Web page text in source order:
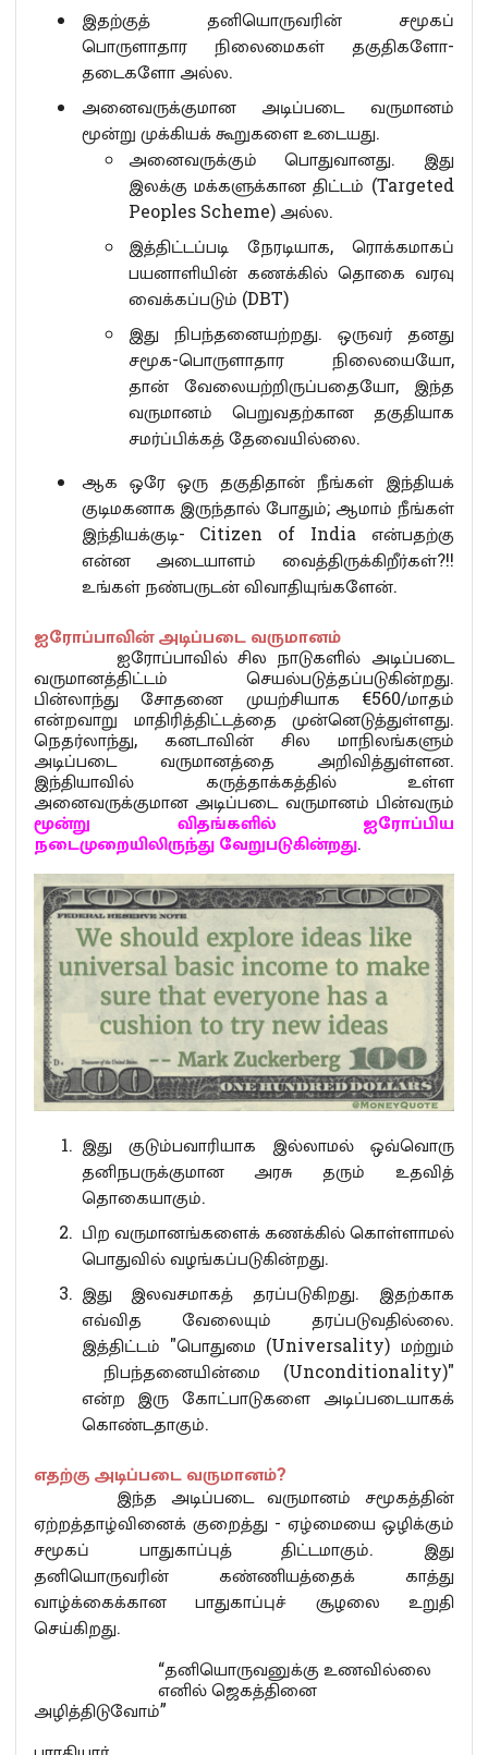
இதற்குத் தனியொருவரின் சமூகப்
பொருளாதார நிலைமைகள் தகுதிகளோ-
தடைகளோ அல்ல.
அனைவருக்குமான அடிப்படை வருமானம்
மூன்று முக்கியக் கூறுகளை உடையது.
அனைவருக்கும் பொதுவானது. இது
இலக்கு மக்களுக்கான திட்டம் (Targeted
Peoples Scheme) அல்ல.
இத்திட்டப்படி நேரடியாக, ரொக்கமாகப்
பயனாளியின் கணக்கில் தொகை வரவு
வைக்கப்படும் (DBT)
இது நிபந்தனையற்றது. ஒருவர் தனது
சமூக-பொருளாதார நிலையையோ,
தான் வேலையற்றிருப்பதையோ, இந்த
வருமானம் பெறுவதற்கான தகுதியாக
சமர்ப்பிக்கத் தேவையில்லை.
ஆக ஒரே ஒரு தகுதிதான் நீங்கள் இந்தியக்
குடிமகனாக இருந்தால் போதும்; ஆமாம் நீங்கள்
இந்தியக்குடி- Citizen of India என்பதற்கு
என்ன அடையாளம் வைத்திருக்கிறீர்கள்?!!
உங்கள் நண்பருடன் விவாதியுங்களேன்.
ஐரோப்பாவின் அடிப்படை வருமானம்
ஐரோப்பாவில் சில நாடுகளில் அடிப்படை
வருமானத்திட்டம் செயல்படுத்தப்படுகின்றது.
பின்லாந்து சோதனை முயற்சியாக €560/மாதம்
என்றவாறு மாதிரித்திட்டத்தை முன்னெடுத்துள்ளது.
நெதர்லாந்து, கனடாவின் சில மாநிலங்களும்
அடிப்படை வருமானத்தை அறிவித்துள்ளன.
இந்தியாவில் கருத்தாக்கத்தில் உள்ள
அனைவருக்குமான அடிப்படை வருமானம் பின்வரும்
மூன்று விதங்களில் ஐரோப்பிய
நடைமுறையிலிருந்து வேறுபடுகின்றது.
இது குடும்பவாரியாக இல்லாமல் ஒவ்வொரு
தனிநபருக்குமான அரசு தரும் உதவித்
தொகையாகும்.
பிற வருமானங்களைக் கணக்கில் கொள்ளாமல்
பொதுவில் வழங்கப்படுகின்றது.
இது இலவசமாகத் தரப்படுகிறது. இதற்காக
எவ்வித வேலையும் தரப்படுவதில்லை.
இத்திட்டம் "பொதுமை (Universality) மற்றும்
நிபந்தனையின்மை (Unconditionality)"
என்ற இரு கோட்பாடுகளை அடிப்படையாகக்
கொண்டதாகும்.
எதற்கு அடிப்படை வருமானம்?
இந்த அடிப்படை வருமானம் சமூகத்தின்
ஏற்றத்தாழ்வினைக் குறைத்து - ஏழ்மையை ஒழிக்கும்
சமூகப் பாதுகாப்புத் திட்டமாகும். இது
தனியொருவரின் கண்ணியத்தைக் காத்து
வாழ்க்கைக்கான பாதுகாப்புச் சூழலை உறுதி
செய்கிறது.
“தனியொருவனுக்கு உணவில்லை
எனில் ஜெகத்தினை
அழித்திடுவோம்”